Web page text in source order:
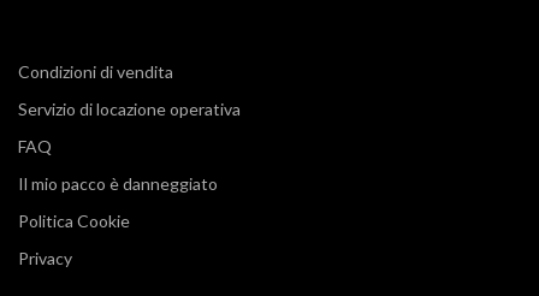
Condizioni di vendita
Servizio di locazione operativa
FAQ
Il mio pacco è danneggiato
Politica Cookie
Privacy